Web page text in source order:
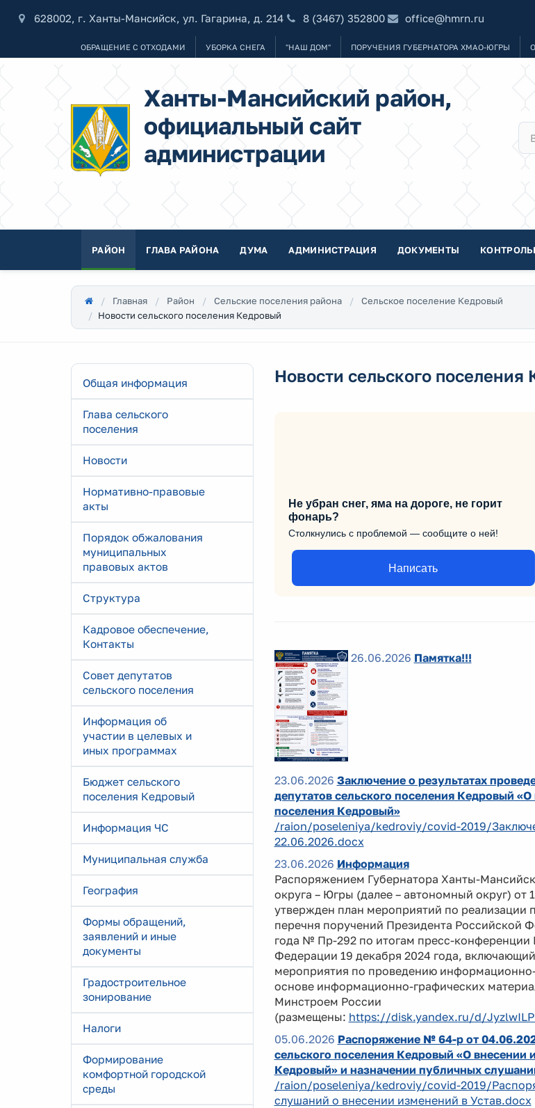
628002, г. Ханты-Мансийск, ул. Гагарина, д. 214 8 (3467) 352800 office@hmrn.ru
ОБРАЩЕНИЕ С ОТХОДАМИ УБОРКА СНЕГА "НАШ ДОМ" ПОРУЧЕНИЯ ГУБЕРНАТОРА ХМАО-ЮГРЫ
Ханты-Мансийский район,
официальный сайт
администрации
РАЙОН ГЛАВА РАЙОНА ДУМА АДМИНИСТРАЦИЯ ДОКУМЕНТЫ
Главная Район Сельские поселения района
Сельское поселение Кедровый
Новости сельского поселения Кедровый
Общая информация
Глава сельского
поселения
Новости
Нормативно-правовые
акты
Порядок обжалования
муниципальных
правовых актов
Структура
Кадровое обеспечение,
Контакты
Совет депутатов
сельского поселения
Информация об
участии в целевых и
иных программах
Бюджет сельского
поселения Кедровый
Информация ЧС
Муниципальная служба
География
Формы обращений,
заявлений и иные
документы
Градостроительное
зонирование
Налоги
Формирование
комфортной городской
среды
Новости сельского поселения
Не убран снег, яма на дороге, не горит
фонарь?
Столкнулись с проблемой — сообщите о ней!
Написать
26.06.2026 Памятка!!!
23.06.2026 Заключение о результатах
депутатов сельского поселения Кедровый
поселения Кедровый»
/raion/poseleniya/kedroviy/covid-2019/
22.06.2026.docx
23.06.2026 Информация
Распоряжением Губернатора Ханты-
округа – Югры (далее – автономный округ) от
утвержден план мероприятий по реализации
перечня поручений Президента Российской
года № Пр-292 по итогам пресс-конференции
Федерации 19 декабря 2024 года, включающий
мероприятия по проведению
основе информационно-графических
Минстроем России
(размещены: https://disk.yandex.ru/d/
05.06.2026 Распоряжение № 64-р от
сельского поселения Кедровый «О внесении
Кедровый» и назначении публичных
/raion/poseleniya/kedroviy/covid-2019/
слушаний о внесении изменений в Устав.docx